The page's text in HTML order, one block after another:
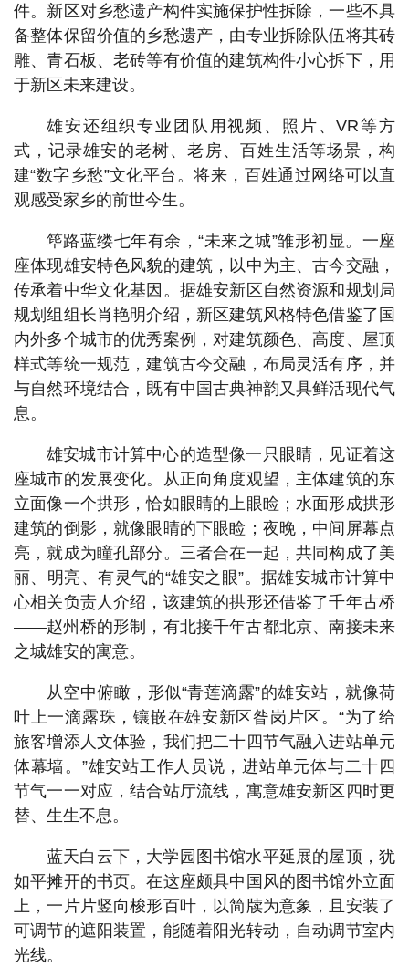
件。新区对乡愁遗产构件实施保护性拆除，一些不具
备整体保留价值的乡愁遗产，由专业拆除队伍将其砖
雕、青石板、老砖等有价值的建筑构件小心拆下，用
于新区未来建设。
雄安还组织专业团队用视频、照片、VR等方
式，记录雄安的老树、老房、百姓生活等场景，构
建“数字乡愁”文化平台。将来，百姓通过网络可以直
观感受家乡的前世今生。
筚路蓝缕七年有余，“未来之城”雏形初显。一座
座体现雄安特色风貌的建筑，以中为主、古今交融，
传承着中华文化基因。据雄安新区自然资源和规划局
规划组组长肖艳明介绍，新区建筑风格特色借鉴了国
内外多个城市的优秀案例，对建筑颜色、高度、屋顶
样式等统一规范，建筑古今交融，布局灵活有序，并
与自然环境结合，既有中国古典神韵又具鲜活现代气
息。
雄安城市计算中心的造型像一只眼睛，见证着这
座城市的发展变化。从正向角度观望，主体建筑的东
立面像一个拱形，恰如眼睛的上眼睑；水面形成拱形
建筑的倒影，就像眼睛的下眼睑；夜晚，中间屏幕点
亮，就成为瞳孔部分。三者合在一起，共同构成了美
丽、明亮、有灵气的“雄安之眼”。据雄安城市计算中
心相关负责人介绍，该建筑的拱形还借鉴了千年古桥
——赵州桥的形制，有北接千年古都北京、南接未来
之城雄安的寓意。
从空中俯瞰，形似“青莲滴露”的雄安站，就像荷
叶上一滴露珠，镶嵌在雄安新区昝岗片区。“为了给
旅客增添人文体验，我们把二十四节气融入进站单元
体幕墙。”雄安站工作人员说，进站单元体与二十四
节气一一对应，结合站厅流线，寓意雄安新区四时更
替、生生不息。
蓝天白云下，大学园图书馆水平延展的屋顶，犹
如平摊开的书页。在这座颇具中国风的图书馆外立面
上，一片片竖向梭形百叶，以简牍为意象，且安装了
可调节的遮阳装置，能随着阳光转动，自动调节室内
光线。